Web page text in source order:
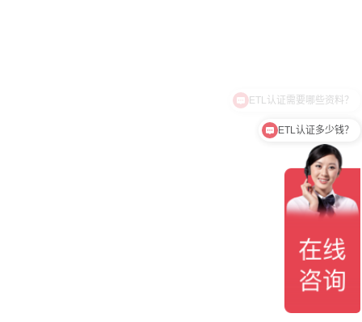
ETL认证多少钱？